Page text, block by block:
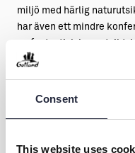
Consent
This website uses
miljö med härlig
har även ett mindre
vilket är en ledande